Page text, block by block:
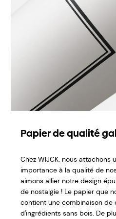
Papier de qualité
Chez WIJCK. nous attachons
importance à la qualité de
aimons allier notre design
de nostalgie ! Le papier que
contient une combinaison de
d'ingrédients sans bois. De